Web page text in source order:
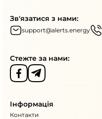
Зв'язатися з нами:
support@alerts.energy
Стежте за нами:
Інформація
Контакти